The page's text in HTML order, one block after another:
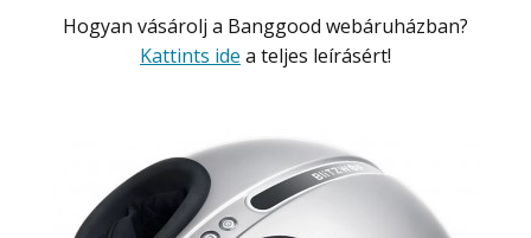
Hogyan vásárolj a Banggood webáruházban?
Kattints ide a teljes leírásért!